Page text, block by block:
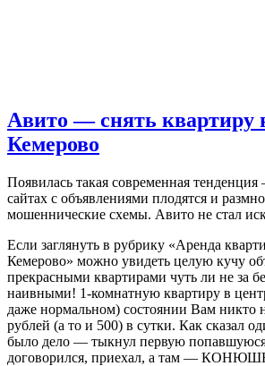
Авито — снять квартиру
Кемерово
Появилась такая современная
сайтах с объявлениями плодятся и
мошеннические схемы. Авито не стал
Если заглянуть в рубрику «Аренда
Кемерово» можно увидеть целую кучу
прекрасными квартирами чуть ли не за
наивными! 1-комнатную квартиру в
даже нормальном) состоянии Вам никто
рублей (а то и 500) в сутки. Как сказал
было дело — тыкнул первую попавшуюся
договорился, приехал, а там —